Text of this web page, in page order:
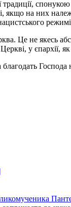
якщо на них
не якесь
у єпархії,